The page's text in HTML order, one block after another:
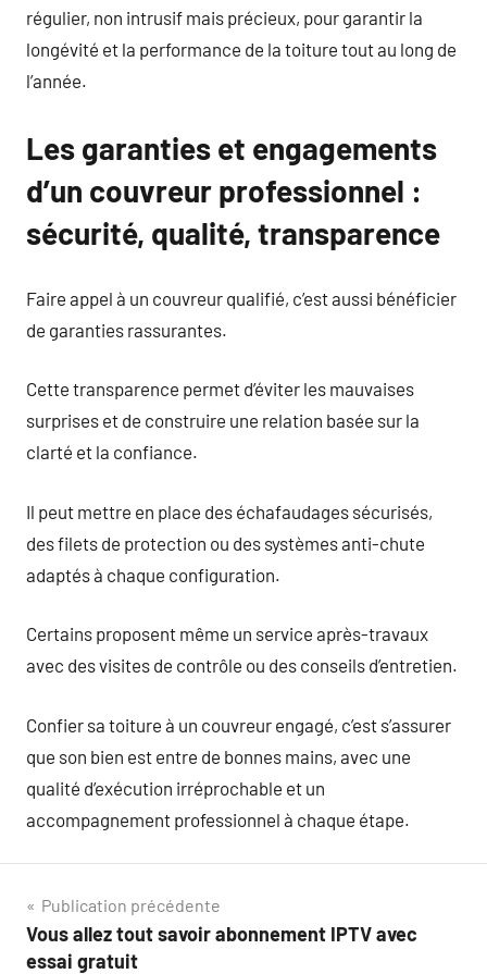
régulier, non intrusif mais précieux, pour garantir la
longévité et la performance de la toiture tout au long de
l’année.
Les garanties et engagements
d’un couvreur professionnel :
sécurité, qualité, transparence
Faire appel à un couvreur qualifié, c’est aussi bénéficier
de garanties rassurantes.
Cette transparence permet d’éviter les mauvaises
surprises et de construire une relation basée sur la
clarté et la confiance.
Il peut mettre en place des échafaudages sécurisés,
des filets de protection ou des systèmes anti-chute
adaptés à chaque configuration.
Certains proposent même un service après-travaux
avec des visites de contrôle ou des conseils d’entretien.
Confier sa toiture à un couvreur engagé, c’est s’assurer
que son bien est entre de bonnes mains, avec une
qualité d’exécution irréprochable et un
accompagnement professionnel à chaque étape.
Navigation
de
Publication précédente
Vous allez tout savoir abonnement IPTV avec
essai gratuit